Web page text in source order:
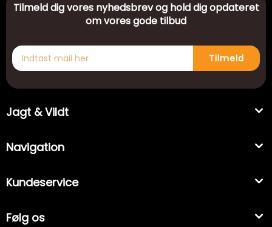
Tilmeld dig vores nyhedsbrev og hold dig opdateret
om vores gode tilbud
Tilmeld
Jagt & Vildt
Navigation
Kundeservice
Følg os